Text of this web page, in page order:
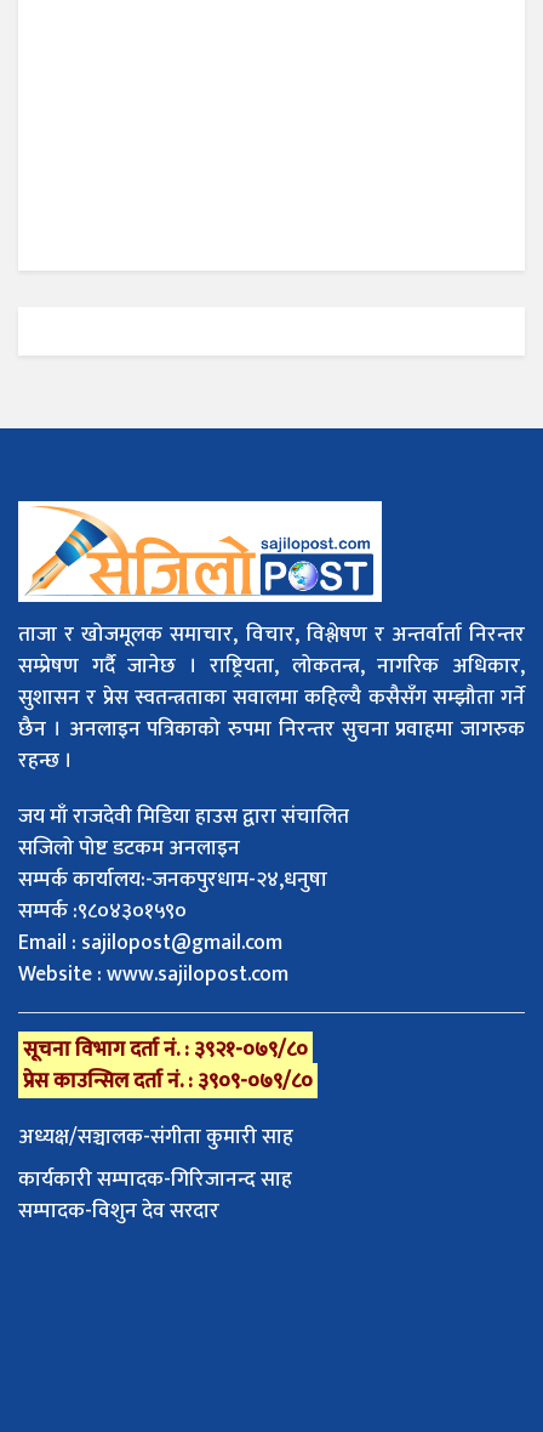
ताजा र खोजमूलक समाचार, विचार, विश्लेषण र अन्तर्वार्ता निरन्तर
सम्प्रेषण गर्दै जानेछ । राष्ट्रियता, लोकतन्त्र, नागरिक अधिकार,
सुशासन र प्रेस स्वतन्त्रताका सवालमा कहिल्यै कसैसँग सम्झौता गर्ने
छैन । अनलाइन पत्रिकाको रुपमा निरन्तर सुचना प्रवाहमा जागरुक
रहन्छ ।
जय माँ राजदेवी मिडिया हाउस द्वारा संचालित
सजिलो पोष्ट डटकम अनलाइन
सम्पर्क कार्यालय:-जनकपुरधाम-२४,धनुषा
सम्पर्क :९८०४३०१५९०
Email : sajilopost@gmail.com
Website : www.sajilopost.com
सूचना विभाग दर्ता नं. : ३९२१-०७९/८०
प्रेस काउन्सिल दर्ता नं. : ३९०९-०७९/८०
अध्यक्ष/सञ्चालक-संगीता कुमारी साह
कार्यकारी सम्पादक-गिरिजानन्द साह
सम्पादक-विशुन देव सरदार